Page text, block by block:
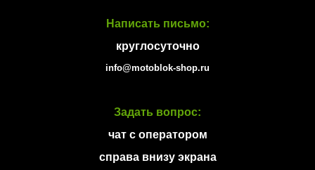
Написать письмо:
круглосуточно
info@motoblok-shop.ru
Задать вопрос:
чат с оператором
справа внизу экрана